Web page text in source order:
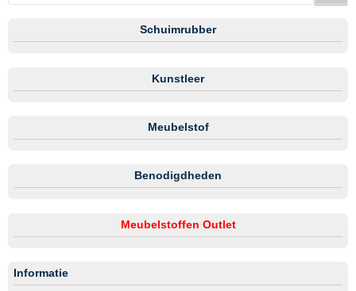
Schuimrubber
Kunstleer
Meubelstof
Benodigdheden
Meubelstoffen Outlet
Informatie